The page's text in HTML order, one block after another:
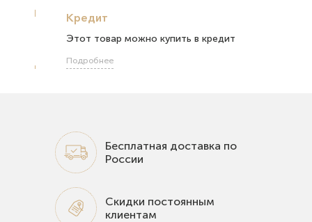
Кредит
Этот товар можно купить в кредит
Подробнее
Бесплатная доставка по
России
Скидки постоянным
клиентам